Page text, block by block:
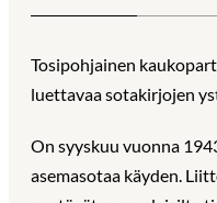
Tosipohjainen
luettavaa sotakirjojen
On syyskuu vuonna
asemasotaa käyden.